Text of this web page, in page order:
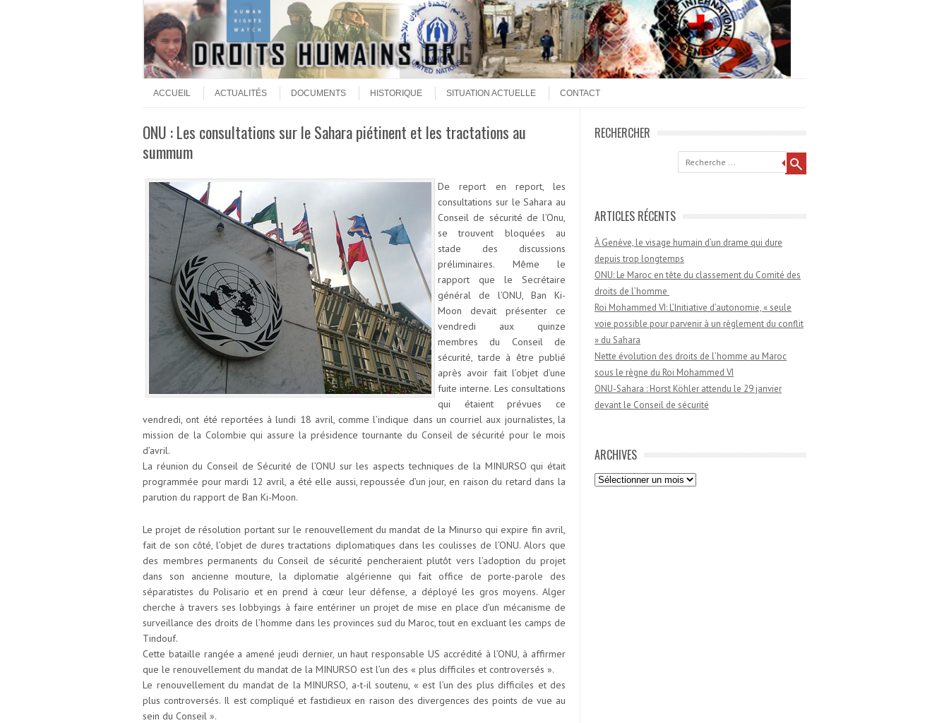
Menu
ACCUEIL
ACTUALITÉS DOCUMENTS HISTORIQUE SITUATION ACTUELLE CONTACT
ONU : Les consultations sur le Sahara piétinent et les tractations au
summum
De report en report, les
consultations sur le Sahara au
Conseil de sécurité de l’Onu,
se trouvent bloquées au
stade des discussions
préliminaires. Même le
rapport que le Secrétaire
général de l’ONU, Ban Ki-
Moon devait présenter ce
vendredi aux quinze
membres du Conseil de
sécurité, tarde à être publié
après avoir fait l’objet d’une
fuite interne. Les consultations
qui étaient prévues ce
vendredi, ont été reportées à lundi 18 avril, comme l’indique dans un courriel aux journalistes, la
mission de la Colombie qui assure la présidence tournante du Conseil de sécurité pour le mois
d’avril.
La réunion du Conseil de Sécurité de l’ONU sur les aspects techniques de la MINURSO qui était
programmée pour mardi 12 avril, a été elle aussi, repoussée d’un jour, en raison du retard dans la
parution du rapport de Ban Ki-Moon.
Le projet de résolution portant sur le renouvellement du mandat de la Minurso qui expire fin avril,
fait de son côté, l’objet de dures tractations diplomatiques dans les coulisses de l’ONU. Alors que
des membres permanents du Conseil de sécurité pencheraient plutôt vers l’adoption du projet
dans son ancienne mouture, la diplomatie algérienne qui fait office de porte-parole des
séparatistes du Polisario et en prend à cœur leur défense, a déployé les gros moyens. Alger
cherche à travers ses lobbyings à faire entériner un projet de mise en place d’un mécanisme de
surveillance des droits de l’homme dans les provinces sud du Maroc, tout en excluant les camps de
Tindouf.
Cette bataille rangée a amené jeudi dernier, un haut responsable US accrédité à l’ONU, à affirmer
que le renouvellement du mandat de la MINURSO est l’un des « plus difficiles et controversés ».
Le renouvellement du mandat de la MINURSO, a-t-il soutenu, « est l’un des plus difficiles et des
plus controversés. Il est compliqué et fastidieux en raison des divergences des points de vue au
sein du Conseil ».
RECHERCHER
ARTICLES RÉCENTS
À Genève, le visage humain d’un drame qui dure
depuis trop longtemps
ONU: Le Maroc en tête du classement du Comité des
droits de l’homme
Roi Mohammed VI: L’Initiative d’autonomie, « seule
voie possible pour parvenir à un règlement du conflit
» du Sahara
Nette évolution des droits de l’homme au Maroc
sous le règne du Roi Mohammed VI
ONU-Sahara : Horst Köhler attendu le 29 janvier
devant le Conseil de sécurité
ARCHIVES
Archives